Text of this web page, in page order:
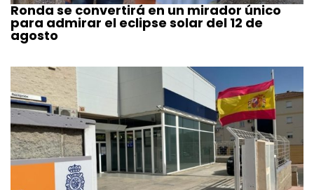
Ronda se convertirá en un mirador único
para admirar el eclipse solar del 12 de
agosto